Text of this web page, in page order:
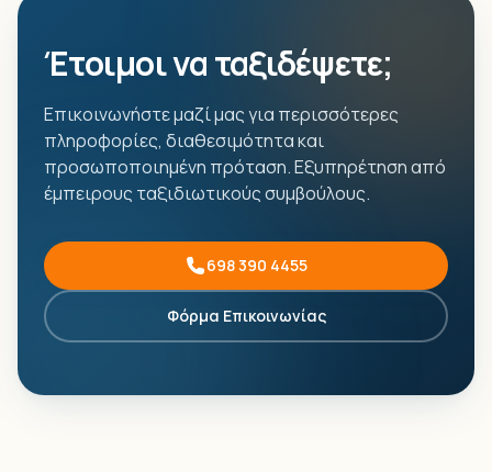
Έτοιμοι να ταξιδέψετε;
Επικοινωνήστε μαζί μας για περισσότερες
πληροφορίες, διαθεσιμότητα και
προσωποποιημένη πρόταση. Εξυπηρέτηση από
έμπειρους ταξιδιωτικούς συμβούλους.
698 390 4455
Φόρμα Επικοινωνίας